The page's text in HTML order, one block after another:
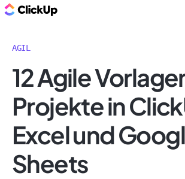
AGIL
12 Agile
Projekte in
Excel und
Sheets